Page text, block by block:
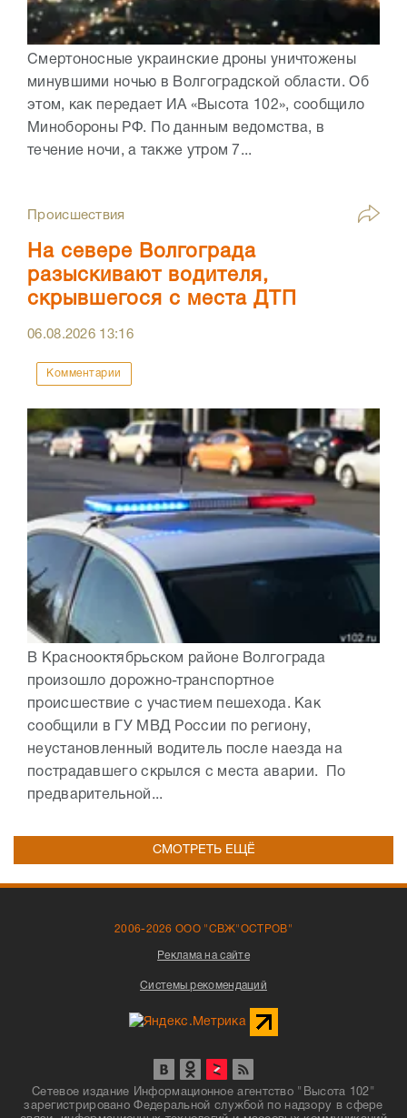
Смертоносные украинские дроны уничтожены
минувшими ночью в Волгоградской области. Об
этом, как передает ИА «Высота 102», сообщило
Минобороны РФ. По данным ведомства, в
течение ночи, а также утром 7...
Происшествия
На севере Волгограда
разыскивают водителя,
скрывшегося с места ДТП
06.08.2026 13:16
Комментарии
В Краснооктябрьском районе Волгограда
произошло дорожно-транспортное
происшествие с участием пешехода. Как
сообщили в ГУ МВД России по региону,
неустановленный водитель после наезда на
пострадавшего скрылся с места аварии. По
предварительной...
СМОТРЕТЬ ЕЩЁ
2006-2026 ООО "СВЖ"ОСТРОВ"
Реклама на сайте
Системы рекомендаций
Сетевое издание Информационное агентство "Высота 102"
зарегистрировано Федеральной службой по надзору в сфере